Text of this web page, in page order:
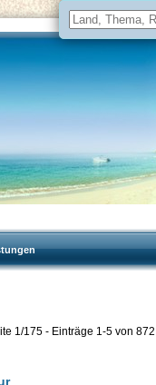
1/175 - Einträge 1-5 von 872